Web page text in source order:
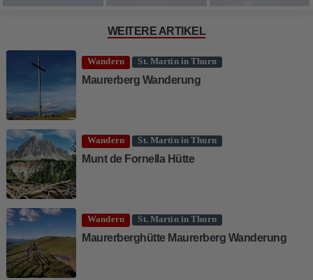
WEITERE ARTIKEL
Wandern St. Martin in Thurn
Maurerberg Wanderung
Wandern St. Martin in Thurn
Munt de Fornella Hütte
Wandern St. Martin in Thurn
Maurerberghütte Maurerberg Wanderung